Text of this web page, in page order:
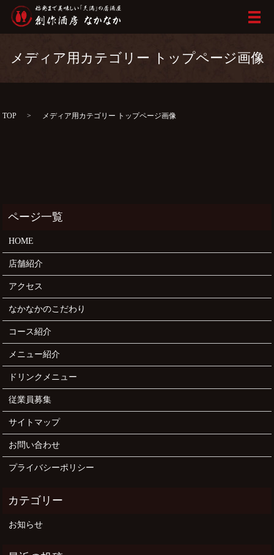
メ
メディア用カテゴリー トップページ画像
TOP メディア用カテゴリー トップページ画像
HOME
店舗紹介
アクセス
なかなかのこだわり
コース紹介
メニュー紹介
ドリンクメニュー
従業員募集
サイトマップ
お問い合わせ
プライバシーポリシー
お知らせ